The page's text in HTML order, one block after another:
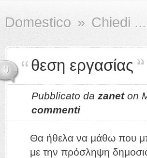
Domestico » Chiedi ...
0 θεση εργασίας
Pubblicato da zaneton
commenti
Θα ήθελα να μάθω που
με την πρόσληψη